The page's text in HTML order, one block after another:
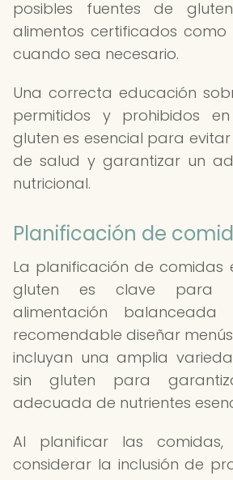
posibles fuentes de
alimentos certificados como
cuando sea necesario.
Una correcta educación
permitidos y prohibidos
gluten es esencial para
de salud y garantizar un
nutricional.
Planificación de
La planificación de comidas
gluten es clave para
alimentación
recomendable diseñar
incluyan una amplia
sin gluten para
adecuada de nutrientes
Al planificar las comidas,
considerar la inclusión de